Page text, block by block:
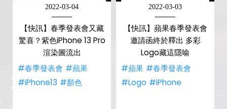
2022-03-04
【快訊】春季發表會又藏
驚喜？紫色iPhone 13 Pro
渲染圖流出
#春季發表會 #蘋果
#iPhone13 #顏色
2022-03-03
【快訊】蘋果春季發表會
邀請函終於釋出 多彩
Logo藏這隱喻
#蘋果 #春季發表會
#Logo #iPhone